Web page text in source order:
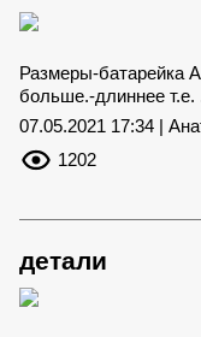
Размеры-батарейка
больше.-длиннее т.е.
07.05.2021 17:34 |
1202
детали